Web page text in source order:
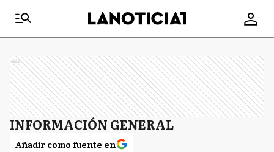
Ads
INFORMACIÓN GENERAL
Añadir como fuente en